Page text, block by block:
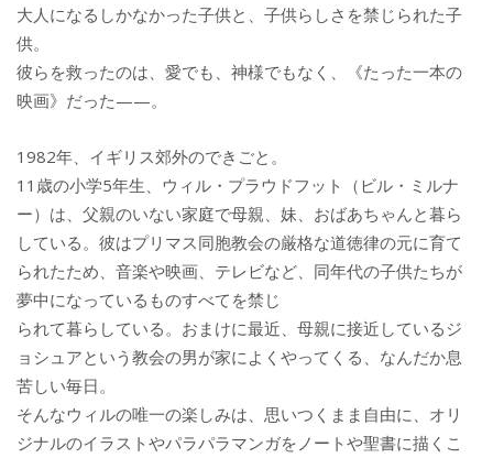
大人になるしかなかった子供と、子供らしさを禁じられた子
供。
彼らを救ったのは、愛でも、神様でもなく、《たった一本の
映画》だった——。
1982年、イギリス郊外のできごと。
11歳の小学5年生、ウィル・プラウドフット（ビル・ミルナ
ー）は、父親のいない家庭で母親、妹、おばあちゃんと暮ら
している。彼はプリマス同胞教会の厳格な道徳律の元に育て
られたため、音楽や映画、テレビなど、同年代の子供たちが
夢中になっているものすべてを禁じ
られて暮らしている。おまけに最近、母親に接近しているジ
ョシュアという教会の男が家によくやってくる、なんだか息
苦しい毎日。
そんなウィルの唯一の楽しみは、思いつくまま自由に、オリ
ジナルのイラストやパラパラマンガをノートや聖書に描くこ